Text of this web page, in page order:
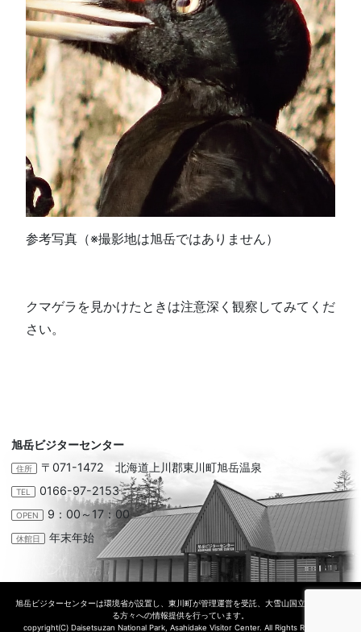
参考写真（※撮影地は旭岳ではありません）
クマゲラを見かけたときは注意深く観察してみてくだ
さい。
旭岳ビジターセンター
住所 〒071-1472 北海道上川郡東川町旭岳温泉
TEL 0166-97-2153
OPEN 9：00～17：00
休館日 年末年始
旭岳ビジターセンターは環境省が設置し、東川町が管理運営を受託、大雪山国立公園に訪れ
る方々への情報提供を行っています。
copyright(C) Daisetsuzan National Park, Asahidake Visitor Center. All Rights Reserved.